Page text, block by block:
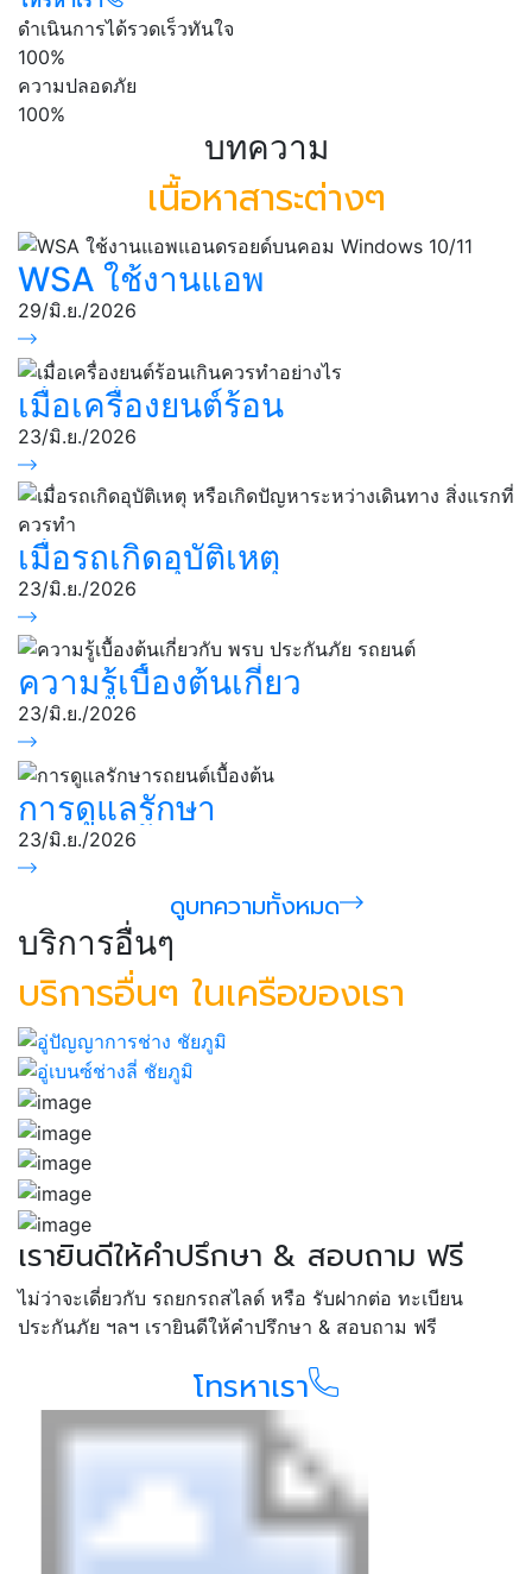
ดำเนินการได้รวดเร็วทันใจ
100%
ความปลอดภัย
100%
บทความ
เนื้อหาสาระต่างๆ
WSA ใช้งานแอพ
แอนดรอยด์บนคอม
Windows 10/11
29/มิ.ย./2026
เมื่อเครื่องยนต์ร้อน
เกินควรทำอย่างไร
23/มิ.ย./2026
เมื่อรถเกิดอุบัติเหตุ
หรือเกิดปัญหา
ระหว่างเดินทาง สิ่ง
แรกที่ควรทํา
23/มิ.ย./2026
ความรู้เบื้องต้นเกี่ยว
กับ พรบ ประกันภัย
รถยนต์
23/มิ.ย./2026
การดูแลรักษา
รถยนต์เบื้องต้น
23/มิ.ย./2026
ดูบทความทั้งหมด
บริการอื่นๆ
บริการอื่นๆ ในเครือของเรา
เรายินดีให้คำปรึกษา & สอบถาม ฟรี
ไม่ว่าจะเดี่ยวกับ รถยกรถสไลด์ หรือ รับฝากต่อ ทะเบียน
ประกันภัย ฯลฯ เรายินดีให้คำปรึกษา & สอบถาม ฟรี
โทรหาเรา